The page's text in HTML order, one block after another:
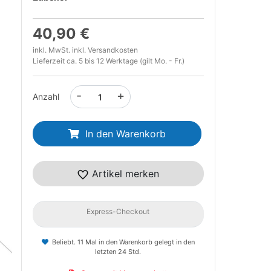
40,90 €
inkl. MwSt. inkl. Versandkosten
Lieferzeit ca. 5 bis 12 Werktage (gilt Mo. - Fr.)
Anzahl +
-
In den Warenkorb
Artikel merken
Express-Checkout
Beliebt. 11 Mal in den Warenkorb gelegt in den
letzten 24 Std.